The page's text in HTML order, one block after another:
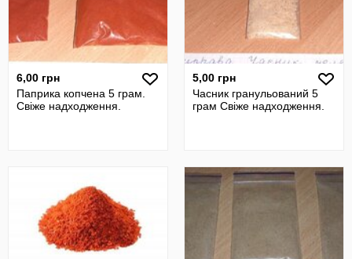
6,00 грн
Паприка копчена 5 грам.
Свіже надходження.
5,00 грн
Часник гранульований 5
грам Свіже надходження.